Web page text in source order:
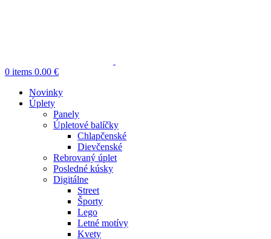
0 items 0.00 €
Novinky
Úplety
Panely
Úpletové balíčky
Chlapčenské
Dievčenské
Rebrovaný úplet
Posledné kúsky
Digitálne
Street
Športy
Lego
Letné motívy
Kvety